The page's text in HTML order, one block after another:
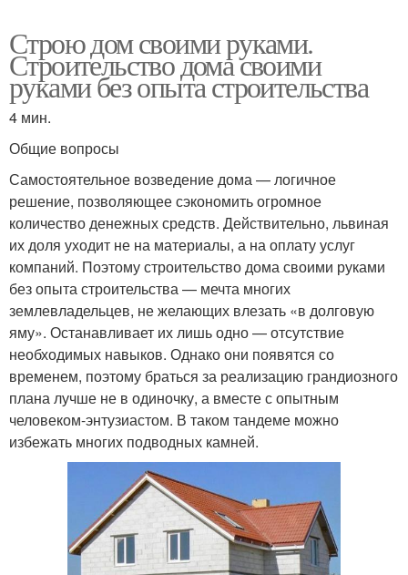
Строю дом своими руками.
Строительство дома своими
руками без опыта строительства
4 мин.
Общие вопросы
Самостоятельное возведение дома — логичное
решение, позволяющее сэкономить огромное
количество денежных средств. Действительно, львиная
их доля уходит не на материалы, а на оплату услуг
компаний. Поэтому строительство дома своими руками
без опыта строительства — мечта многих
землевладельцев, не желающих влезать «в долговую
яму». Останавливает их лишь одно — отсутствие
необходимых навыков. Однако они появятся со
временем, поэтому браться за реализацию грандиозного
плана лучше не в одиночку, а вместе с опытным
человеком-энтузиастом. В таком тандеме можно
избежать многих подводных камней.